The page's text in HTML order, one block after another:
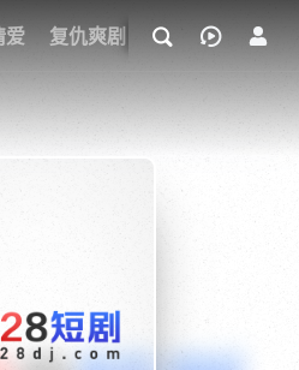
爱 复仇爽剧 玄幻武侠 奇幻